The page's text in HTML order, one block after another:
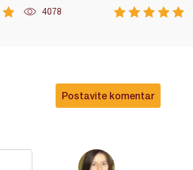
4078
Postavite komentar